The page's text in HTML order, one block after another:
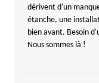
dérivent d'un
étanche, une
bien avant. Besoin
Nous sommes là !